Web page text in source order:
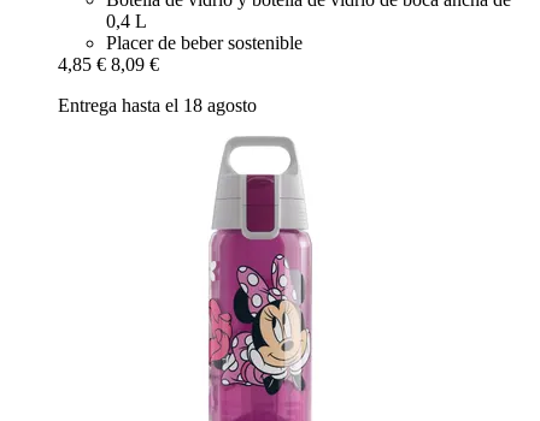
0,4 L
Placer de beber sostenible
4,85 € 8,09 €
Entrega hasta el 18 agosto